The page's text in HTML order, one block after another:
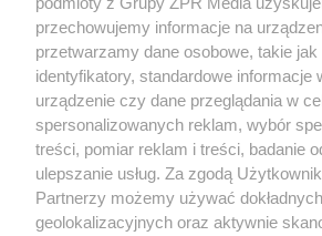
ZOBACZ WIĘCEJ
przechowujemy informacje na
przetwarzamy dane osobowe, takie jak
identyfikatory, standardowe informacje
urządzenie czy dane przeglądania w
spersonalizowanych reklam, wybór
treści, pomiar reklam i treści, badanie
ulepszanie usług. Za zgodą
Partnerzy możemy używać
geolokalizacyjnych oraz aktywnie